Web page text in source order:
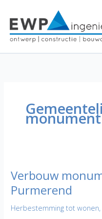
inhoud
monument
Verbouw
Purmerend
Herbestemming tot wonen,